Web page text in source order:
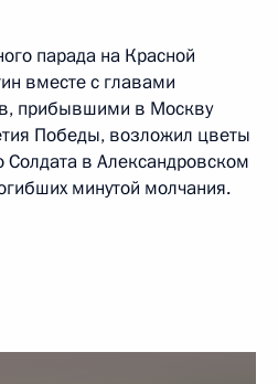
парада на Красной
вместе с главами
прибывшими в Москву
Победы, возложил цветы
Солдата в Александровском
минутой молчания.